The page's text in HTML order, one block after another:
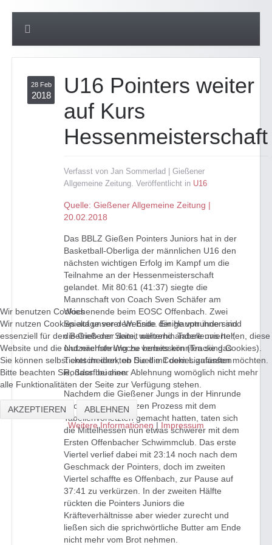
28 Feb
2018
U16 Pointers weiter
auf Kurs
Hessenmeisterschaft
Verfasst von Jan Sommerlad | Gießener
Allgemeine Zeitung. Veröffentlicht in U16
Quelle: Gießener Allgemeine Zeitung |
20.02.2018
Das BBLZ Gießen Pointers Juniors hat in der
Basketball-Oberliga der männlichen U16 den
nächsten wichtigen Erfolg im Kampf um die
Teilnahme an der Hessenmeisterschaft
gelandet. Mit 80:61 (41:37) siegte die
Mannschaft von Coach Sven Schäfer am
Wochenende beim EOSC Offenbach. Zwei
Spieltage vor dem Ende der Hauptrunde sind
die Gießener damit weiterhin Tabellenvierter,
und nächste Woche bereits könnten sie das
Ticket im direkten Duell mit dem Ligafünften
Roßdorf buchen.
Nachdem die Gießener Jungs in der Hinrunde
noch mit 91:54 kurzen Prozess mit dem
Tabellenvorletzten gemacht hatten, taten sich
die Mittelhessen nun etwas schwerer mit dem
Ersten Offenbacher Schwimmclub. Das erste
Viertel verlief dabei mit 23:14 noch nach dem
Geschmack der Pointers, doch im zweiten
Viertel schaffte es Offenbach, zur Pause auf
37:41 zu verkürzen. In der zweiten Hälfte
rückten die Pointers Juniors die
Kräfteverhältnisse aber wieder zurecht und
ließen sich die sprichwörtliche Butter am Ende
nicht mehr vom Brot nehmen.
Wir benutzen Cookies
Wir nutzen Cookies auf unserer Website. Einige von ihnen sind
essenziell für den Betrieb der Seite, während andere uns helfen, diese
Website und die Nutzererfahrung zu verbessern (Tracking Cookies).
Sie können selbst entscheiden, ob Sie die Cookies zulassen möchten.
Bitte beachten Sie, dass bei einer Ablehnung womöglich nicht mehr
alle Funktionalitäten der Seite zur Verfügung stehen.
AKZEPTIEREN
ABLEHNEN
Weitere Informationen | Impressum